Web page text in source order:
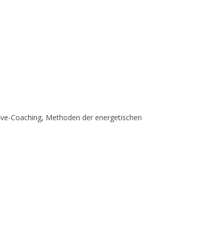
Coaching, Methoden der energetischen